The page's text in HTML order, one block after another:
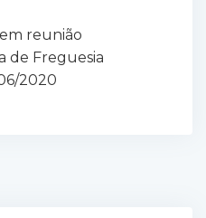
reunião
de Freguesia
2020